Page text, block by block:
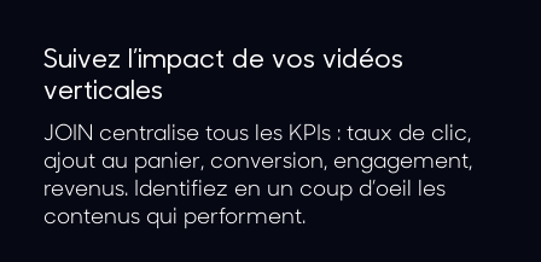
Suivez l’impact de vos vidéos
verticales
JOIN centralise tous les KPIs : taux de clic,
ajout au panier, conversion, engagement,
revenus. Identifiez en un coup d’oeil les
contenus qui performent.